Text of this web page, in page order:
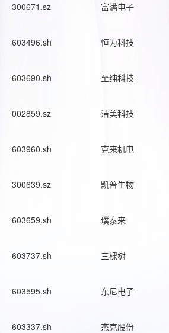
300671.sz 富满电子
603496.sh 恒为科技
603690.sh 至纯科技
002859.sz 洁美科技
603960.sh 克来机电
300639.sz 凯普生物
603659.sh 璞泰来
603737.sh 三棵树
603595.sh 东尼电子
603337.sh 杰克股份